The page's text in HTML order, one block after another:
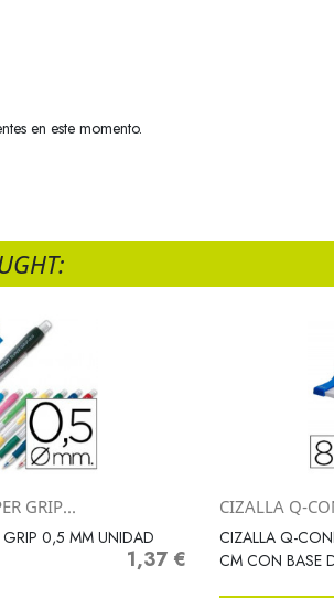
en este momento.
rápida
GRIP...
GRIP 0,5 MM UNIDAD
Precio
1,37 €
CIZALLA Q-
CIZALLA Q-
CM CON BASE